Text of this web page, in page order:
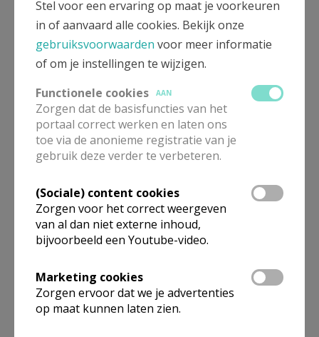
Deze orde van dienst is bestemd voor volwassenen
die de verkondiging van het christusmysterie hebben
vernomen en die door de Heilige Geest ontvankelijk
zijn gemaakt om de weg van de Kerk en het
christelijk geloof in te slaan.
Deze publicatie omvat niet alleen de viering van de
sacramenten van doopsel, vormsel en eucharistie,
maar ook alle riten van het catechumenaat. Deze
Gepubliceerd door
Stel voor een ervaring op maat je voorkeuren
in of aanvaard alle cookies. Bekijk onze
gebruiksvoorwaarden voor meer informatie
of om je instellingen te wijzigen.
Functionele cookies
AAN
Zorgen dat de basisfuncties van het
portaal correct werken en laten ons
toe via de anonieme registratie van je
gebruik deze verder te verbeteren.
(Sociale) content cookies
Zorgen voor het correct weergeven
van al dan niet externe inhoud,
bijvoorbeeld een Youtube-video.
Marketing cookies
Zorgen ervoor dat we je advertenties
op maat kunnen laten zien.